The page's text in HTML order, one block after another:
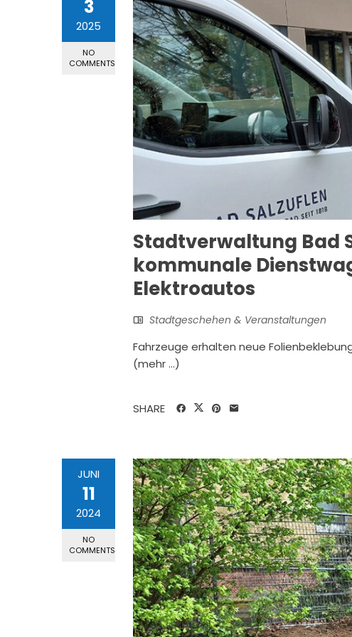
3
2025
NO
COMMENTS
Stadtverwaltung Bad
kommunale
Elektroautos
Stadtgeschehen & Veranstaltungen
Fahrzeuge erhalten neue
(mehr …)
SHARE
JUNI
11
2024
NO
COMMENTS